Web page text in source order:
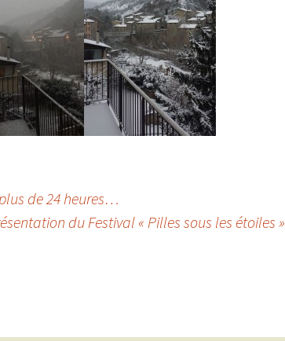
de 24 heures…
du Festival « Pilles sous les étoiles »